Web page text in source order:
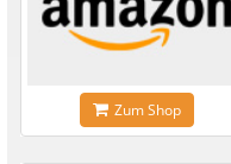
Zum Shop